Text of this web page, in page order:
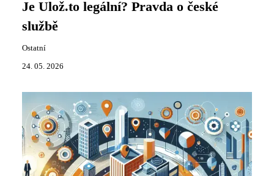
Je Ulož.to legální? Pravda o české
službě
Ostatní
24. 05. 2026